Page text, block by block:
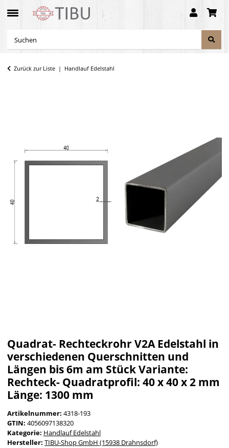
Zurück zur Liste Handlauf Edelstahl
Quadrat- Rechteckrohr V2A Edelstahl in
verschiedenen Querschnitten und
Längen bis 6m am Stück Variante:
Rechteck- Quadratprofil: 40 x 40 x 2 mm
Länge: 1300 mm
Artikelnummer: 4318-193
GTIN: 4056097138320
Kategorie: Handlauf Edelstahl
Hersteller: TIBU-Shop GmbH (15938 Drahnsdorf)